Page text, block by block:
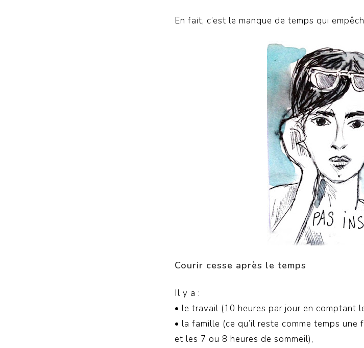
En fait, c’est le manque de temps qui
Courir cesse après le temps
Il y a :
• le travail (10 heures par jour en comptant
• la famille (ce qu’il reste comme temps
et les 7 ou 8 heures de sommeil),